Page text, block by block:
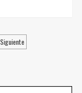
Siguiente